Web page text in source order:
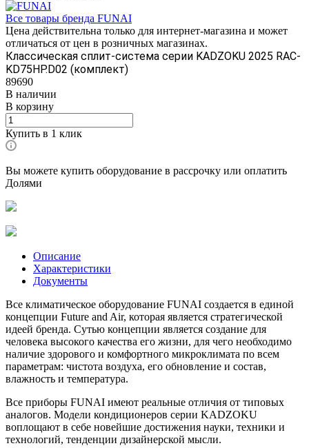
Все товары бренда FUNAI
Цена действительна только для интернет-магазина и может
отличаться от цен в розничных магазинах.
Классическая сплит-система серии KADZOKU 2025 RAC-
KD75HP.D02 (комплект)
89690
В наличии
В корзину
Купить в 1 клик
Вы можете купить оборудование в рассрочку или оплатить
Долями
Описание
Характеристики
Документы
Все климатическое оборудование FUNAI создается в единой
концепции Future and Air, которая является стратегической
идеей бренда. Сутью концепции является создание для
человека высокого качества его жизни, для чего необходимо
наличие здорового и комфортного микроклимата по всем
параметрам: чистота воздуха, его обновление и состав,
влажность и температура.
Все приборы FUNAI имеют реальные отличия от типовых
аналогов. Модели кондиционеров серии KADZOKU
воплощают в себе новейшие достижения науки, техники и
технологий, тенденции дизайнерской мысли.